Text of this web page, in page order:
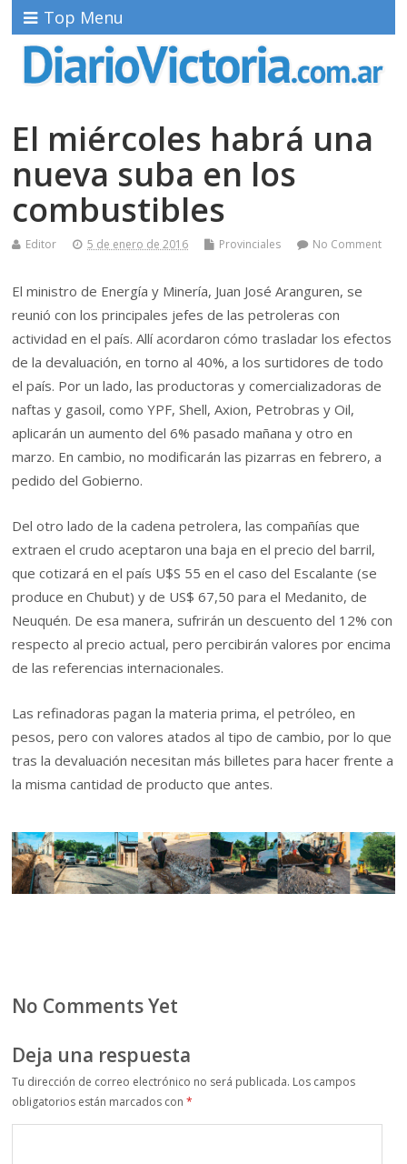
Top Menu
El miércoles habrá una
nueva suba en los
combustibles
Editor 5 de enero de 2016 Provinciales No Comment
El ministro de Energía y Minería, Juan José Aranguren, se
reunió con los principales jefes de las petroleras con
actividad en el país. Allí acordaron cómo trasladar los efectos
de la devaluación, en torno al 40%, a los surtidores de todo
el país. Por un lado, las productoras y comercializadoras de
naftas y gasoil, como YPF, Shell, Axion, Petrobras y Oil,
aplicarán un aumento del 6% pasado mañana y otro en
marzo. En cambio, no modificarán las pizarras en febrero, a
pedido del Gobierno.
Del otro lado de la cadena petrolera, las compañías que
extraen el crudo aceptaron una baja en el precio del barril,
que cotizará en el país U$S 55 en el caso del Escalante (se
produce en Chubut) y de US$ 67,50 para el Medanito, de
Neuquén. De esa manera, sufrirán un descuento del 12% con
respecto al precio actual, pero percibirán valores por encima
de las referencias internacionales.
Las refinadoras pagan la materia prima, el petróleo, en
pesos, pero con valores atados al tipo de cambio, por lo que
tras la devaluación necesitan más billetes para hacer frente a
la misma cantidad de producto que antes.
No Comments Yet
Deja una respuesta
Tu dirección de correo electrónico no será publicada. Los campos
obligatorios están marcados con*